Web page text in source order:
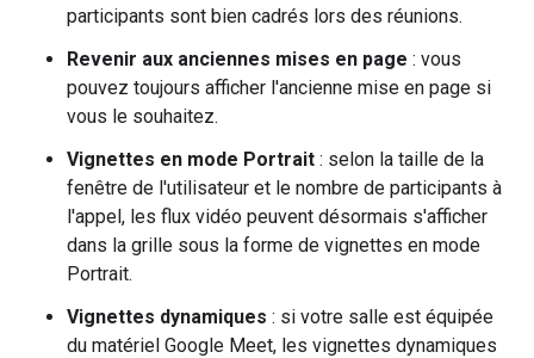
participants sont bien cadrés lors des réunions.
Revenir aux anciennes mises en page : vous
pouvez toujours afficher l'ancienne mise en page si
vous le souhaitez.
Vignettes en mode Portrait : selon la taille de la
fenêtre de l'utilisateur et le nombre de participants à
l'appel, les flux vidéo peuvent désormais s'afficher
dans la grille sous la forme de vignettes en mode
Portrait.
Vignettes dynamiques : si votre salle est équipée
du matériel Google Meet, les vignettes dynamiques